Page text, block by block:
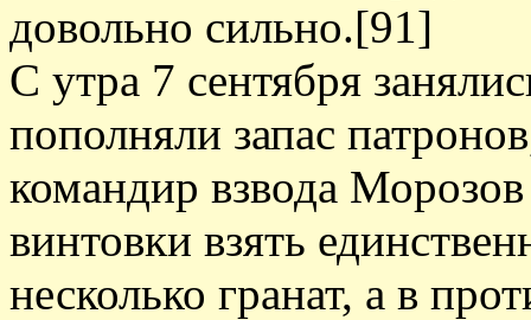
довольно сильно.[91]
С утра 7 сентября
пополняли запас
командир взвода
винтовки взять
несколько гранат, а в